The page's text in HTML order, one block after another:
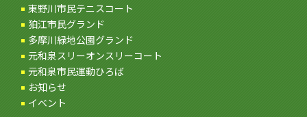
東野川市民テニスコート
狛江市民グランド
多摩川緑地公園グランド
元和泉スリーオンスリーコート
元和泉市民運動ひろば
お知らせ
イベント